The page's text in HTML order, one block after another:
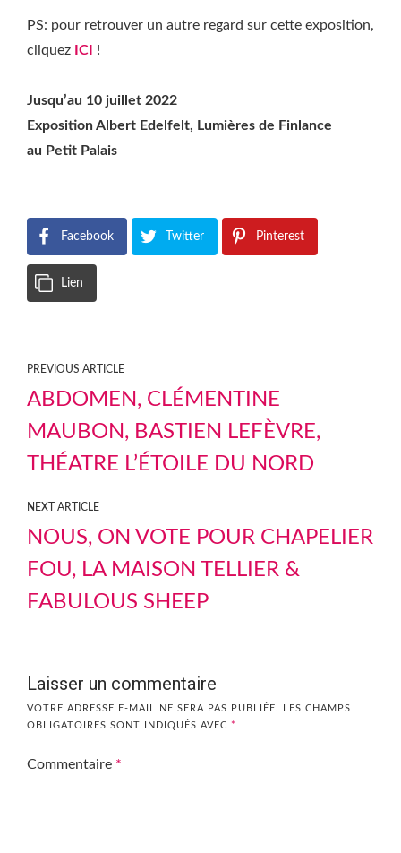
PS: pour retrouver un autre regard sur cette exposition,
cliquez ICI !
Jusqu’au 10 juillet 2022
Exposition Albert Edelfelt, Lumières de Finlance
au Petit Palais
Facebook Twitter Pinterest
Lien
PREVIOUS ARTICLE
ABDOMEN, CLÉMENTINE
MAUBON, BASTIEN LEFÈVRE,
THÉATRE L’ÉTOILE DU NORD
NEXT ARTICLE
NOUS, ON VOTE POUR CHAPELIER
FOU, LA MAISON TELLIER &
FABULOUS SHEEP
Laisser un commentaire
VOTRE ADRESSE E-MAIL NE SERA PAS PUBLIÉE.
LES CHAMPS
OBLIGATOIRES SONT INDIQUÉS AVEC *
Commentaire *